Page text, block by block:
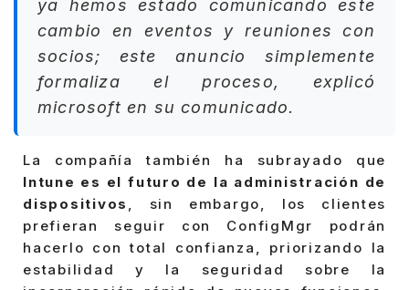
ya hemos estado comunicando este
cambio en eventos y reuniones con
socios; este anuncio simplemente
formaliza el proceso, explicó
microsoft en su comunicado.
La compañía también ha subrayado que
Intune es el futuro de la administración de
dispositivos , sin embargo, los clientes
prefieran seguir con ConfigMgr podrán
hacerlo con total confianza, priorizando la
estabilidad y la seguridad sobre la